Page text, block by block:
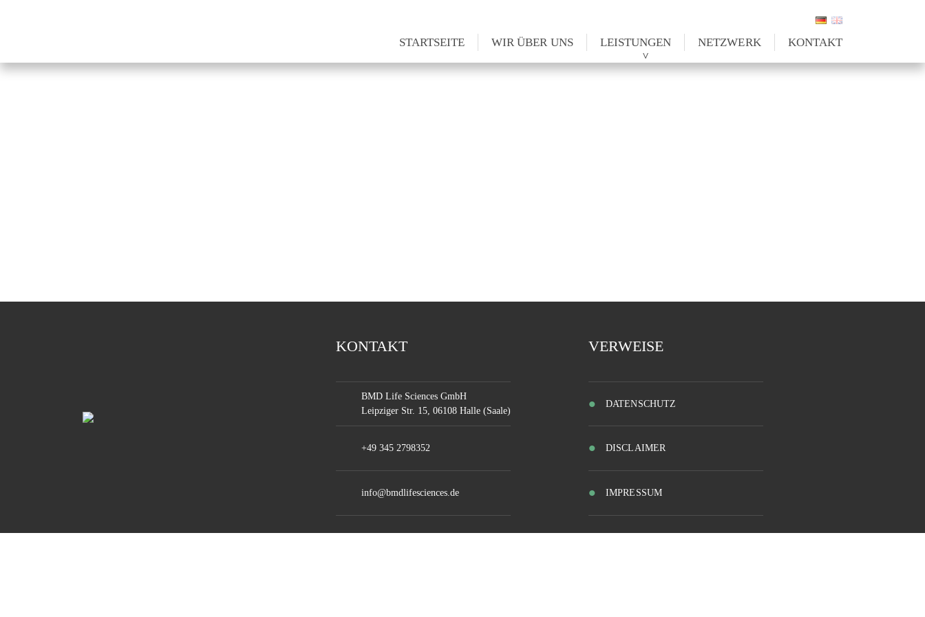
STARTSEITE WIR ÜBER UNS LEISTUNGEN NETZWERK KONTAKT
KONTAKT
BMD Life Sciences GmbH
Leipziger Str. 15, 06108 Halle (Saale)
+49 345 2798352
info@bmdlifesciences.de
VERWEISE
DATENSCHUTZ
DISCLAIMER
IMPRESSUM